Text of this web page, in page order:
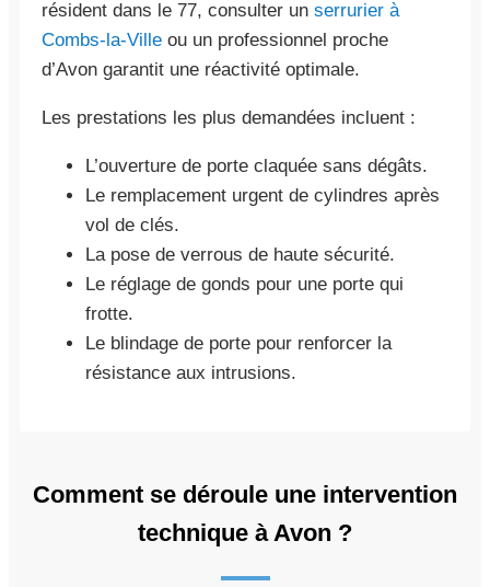
résident dans le 77, consulter un serrurier à
Combs-la-Ville ou un professionnel proche
d’Avon garantit une réactivité optimale.
Les prestations les plus demandées incluent :
L’ouverture de porte claquée sans dégâts.
Le remplacement urgent de cylindres après
vol de clés.
La pose de verrous de haute sécurité.
Le réglage de gonds pour une porte qui
frotte.
Le blindage de porte pour renforcer la
résistance aux intrusions.
Comment se déroule une intervention
technique à Avon ?